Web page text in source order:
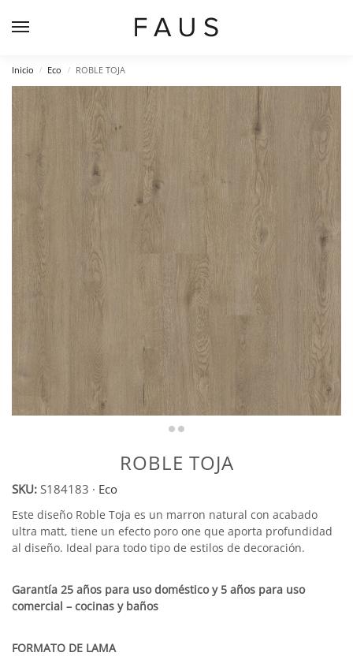
Inicio / Eco / ROBLE TOJA
ROBLE TOJA
SKU: S184183 · Eco
Este diseño Roble Toja es un marron natural con acabado
ultra matt, tiene un efecto poro one que aporta profundidad
al diseño. Ideal para todo tipo de estilos de decoración.
Garantía 25 años para uso doméstico y 5 años para uso
comercial – cocinas y baños
FORMATO DE LAMA